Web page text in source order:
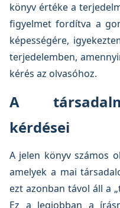
könyv értéke a
figyelmet fordítva a
képességére,
terjedelemben,
kérés az olvasóhoz.
A
kérdései
A jelen könyv számos
amelyek a mai
ezt azonban távol áll a
Ez a legjobban a